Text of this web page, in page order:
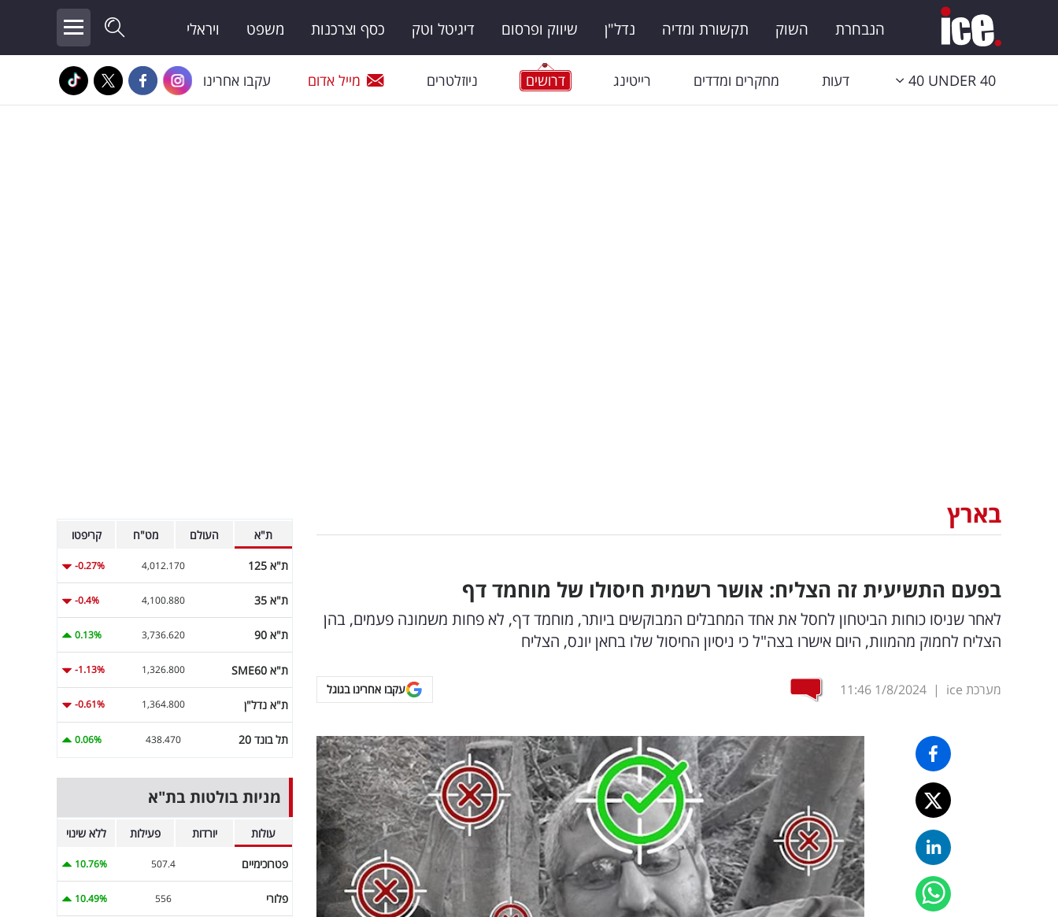
הנבחרת השוק תקשורת ומדיה נדל"ן שיווק ופרסום דיגיטל וטק כסף וצרכנות משפט ויראלי
40 UNDER 40 דעות מחקרים ומדדים רייטינג דרושים ניוזלטרים מייל אדום עקבו אחרינו
בארץ
בפעם התשיעית זה הצליח: אושר רשמית חיסולו של מוחמד דף
לאחר שניסו כוחות הביטחון לחסל את אחד המחבלים המבוקשים ביותר, מוחמד דף, לא פחות משמונה פעמים, בהן
הצליח לחמוק מהמוות, היום אישרו בצה"ל כי ניסיון החיסול שלו בחאן יונס, הצליח
מערכת ice |
1/8/2024
11:46 עקבו אחרינו בגוגל
ת"א העולם מט"ח קריפטו
ת"א 125 4,012.170
-0.27%
ת"א 35 4,100.880
-0.4%
ת"א 90 3,736.620
0.13%
ת"א SME60 1,326.800
-1.13%
ת"א נדל"ן 1,364.800
-0.61%
תל בונד 20 438.470
0.06%
מניות בולטות בת"א
עולות יורדות פעילות ללא שינוי
פטרוכימיים 507.4
10.76%
פלורי 556
10.49%